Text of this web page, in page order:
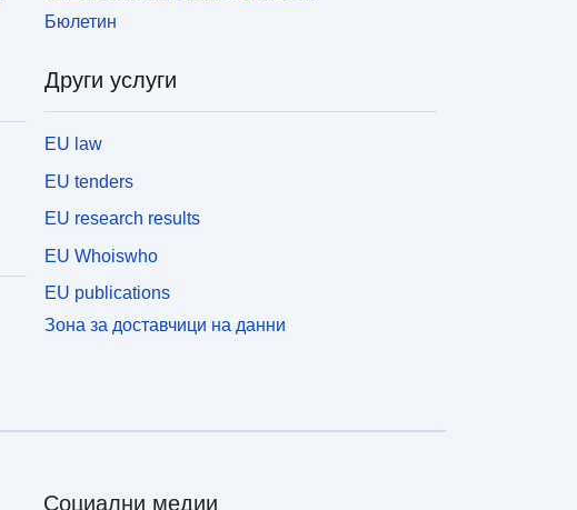
Бюлетин
Други услуги
EU law
EU tenders
EU research results
EU Whoiswho
EU publications
Зона за доставчици на данни
Социални медии